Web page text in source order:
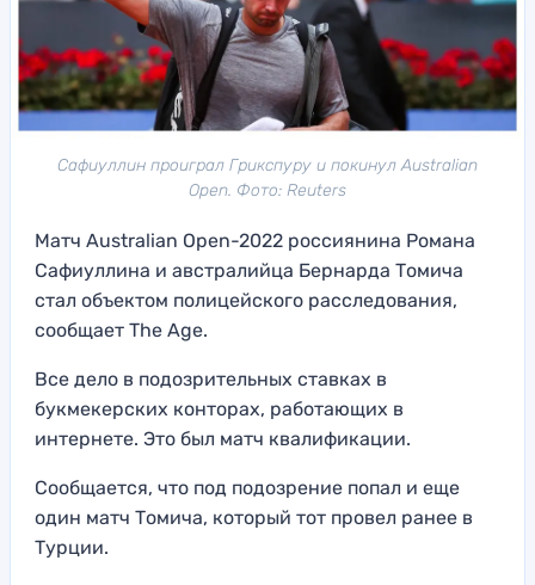
Сафиуллин проиграл Грикспуру и покинул Australian
Open. Фото: Reuters
Матч Australian Open-2022 россиянина Романа
Сафиуллина и австралийца Бернарда Томича
стал объектом полицейского расследования,
сообщает The Age.
Все дело в подозрительных ставках в
букмекерских конторах, работающих в
интернете. Это был матч квалификации.
Сообщается, что под подозрение попал и еще
один матч Томича, который тот провел ранее в
Турции.